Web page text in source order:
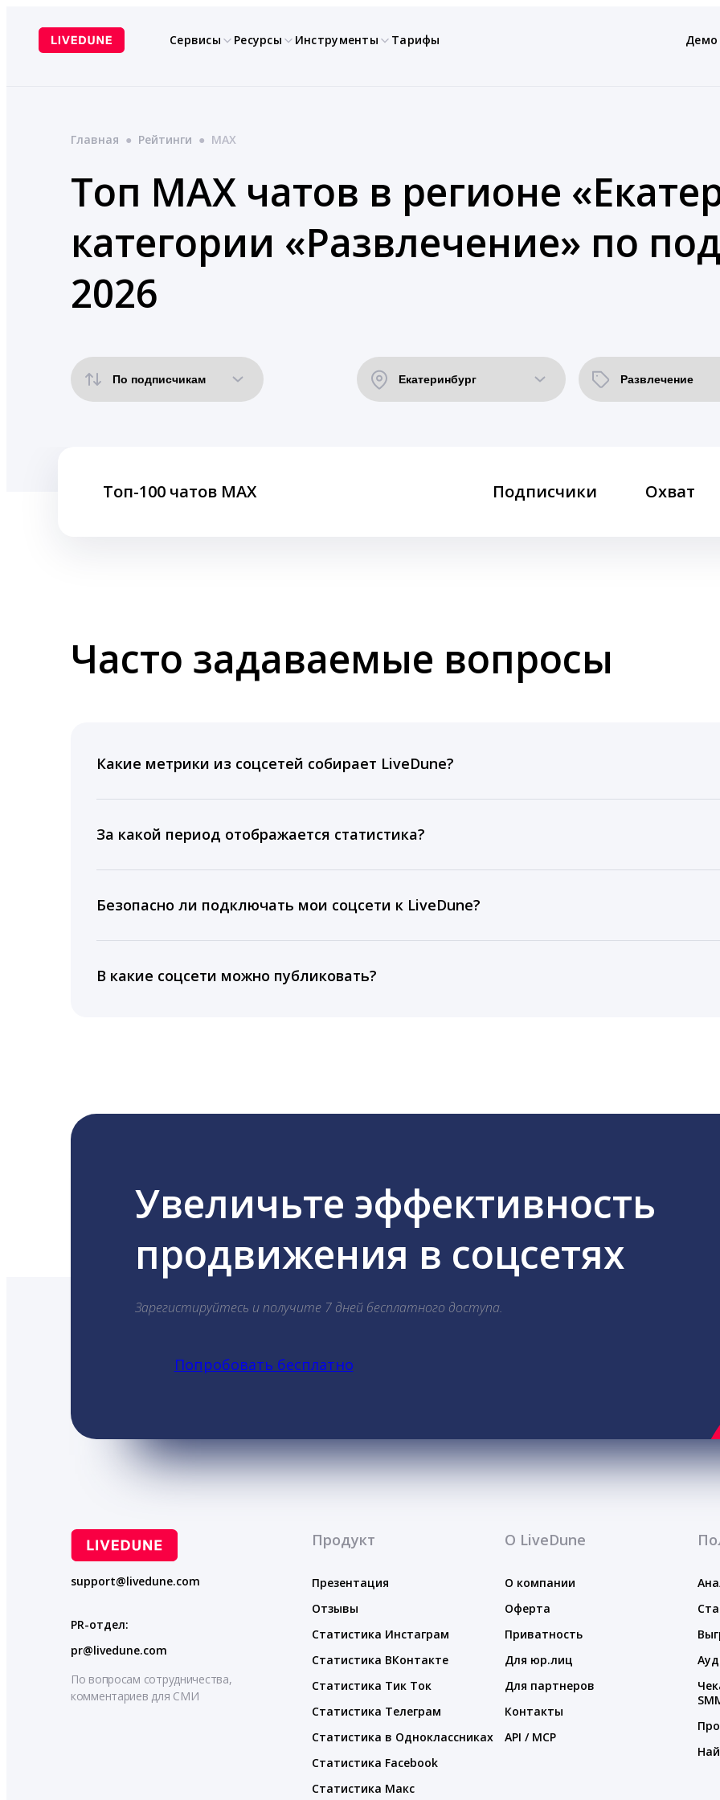
содержимому
Сервисы Ресурсы Инструменты Тарифы Демо
Главная ● Рейтинги ● MAX
Топ MAX чатов в регионе
категории «Развлечение» по
2026
Топ-100 чатов MAX Подписчики Охват
Часто задаваемые вопросы
Какие метрики из соцсетей собирает LiveDune?
время для публикации, показываем лучшие посты и присылаем автоматические отчеты с
За какой период отображается статистика?
подключении тарифа Блогер. При оплате тарифа Бизнес отображаются сведения за 3 года, а
5 лет.
Безопасно ли подключать мои соцсети к LiveDune?
информацию третьим лицам.
В какие соцсети можно публиковать?
Увеличьте эффективность
продвижения в соцсетях
Зарегистируйтесь и получите 7 дней бесплатного доступа.
Попробовать бесплатно
support@livedune.com
PR-отдел:
pr@livedune.com
По вопросам сотрудничества,
комментариев для СМИ
Продукт
Презентация
Отзывы
Статистика Инстаграм
Статистика ВКонтакте
Статистика Тик Ток
Статистика Телеграм
Статистика в Одноклассниках
Статистика Facebook
Статистика Макс
О LiveDune
О компании
Оферта
Приватность
Для юр.лиц
Для партнеров
Контакты
API / MCP